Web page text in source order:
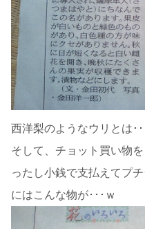
西洋梨のようなウリとは･･
そして、チョット買い物
ったし小銭で支払えてプ
にはこんな物が･･･ｗ